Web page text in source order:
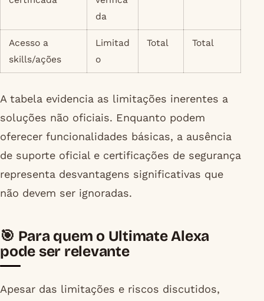
da
Acesso a
skills/ações
Limitad
o
Total Total
A tabela evidencia as limitações inerentes a
soluções não oficiais. Enquanto podem
oferecer funcionalidades básicas, a ausência
de suporte oficial e certificações de segurança
representa desvantagens significativas que
não devem ser ignoradas.
🎯 Para quem o Ultimate Alexa
pode ser relevante
Apesar das limitações e riscos discutidos,